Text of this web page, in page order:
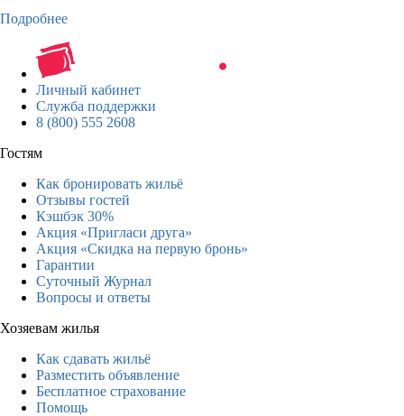
Подробнее
Личный кабинет
Служба поддержки
8 (800) 555 2608
Гостям
Как бронировать жильё
Отзывы гостей
Кэшбэк 30%
Акция «Пригласи друга»
Акция «Скидка на первую бронь»
Гарантии
Суточный Журнал
Вопросы и ответы
Хозяевам жилья
Как сдавать жильё
Разместить объявление
Бесплатное страхование
Помощь